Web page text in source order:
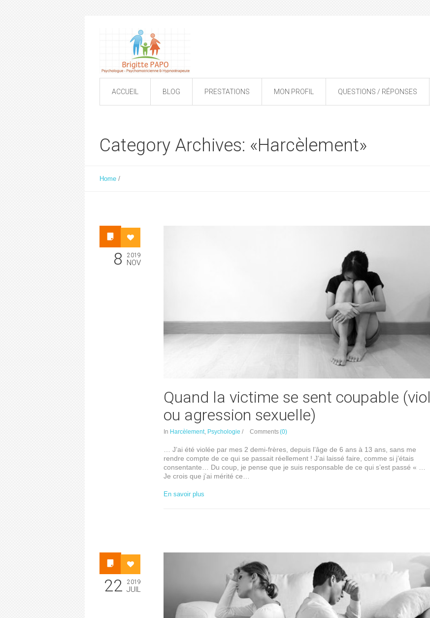
ACCUEIL BLOG PRESTATIONS MON PROFIL QUESTIONS / RÉPONSES
Category Archives: «Harcèlement»
Home /
8 2019
NOV
Quand la victime se sent coupable (viol
ou agression sexuelle)
In Harcèlement Psychologie / Comments(0)
… J’ai été violée par mes 2 demi-frères, depuis l’âge de 6 ans à 13 ans, sans me
rendre compte de ce qui se passait réellement ! J’ai laissé faire, comme si j’étais
consentante… Du coup, je pense que je suis responsable de ce qui s’est passé « …
Je crois que j’ai mérité ce…
En savoir plus
22 2019
JUIL